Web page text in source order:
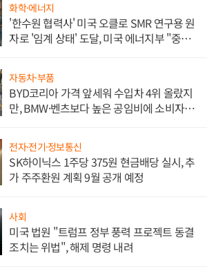
화학·에너지
'한수원 협력사' 미국 오클로 SMR 연구용 원
자로 '임계 상태' 도달, 미국 에너지부 "중요
자동차·부품
BYD코리아 가격 앞세워 수입차 4위 올랐지
만, BMW·벤츠보다 높은 공임비에 소비자
전자·전기·정보통신
SK하이닉스 1주당 375원 현금배당 실시, 추
가 주주환원 계획 9월 공개 예정
사회
미국 법원 "트럼프 정부 풍력 프로젝트 동결
조치는 위법", 해제 명령 내려